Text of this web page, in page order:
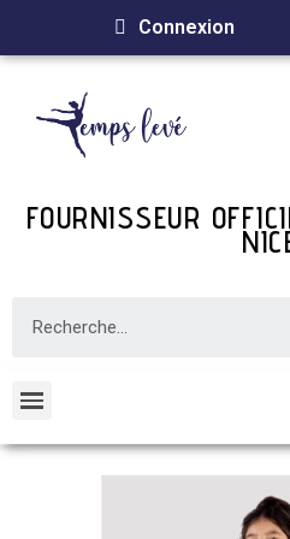
Connexion
FOURNISSEUR